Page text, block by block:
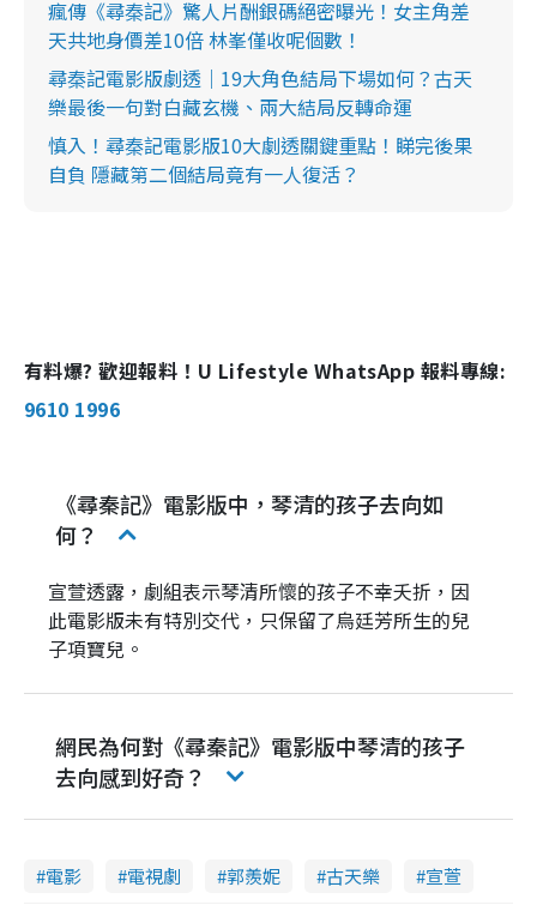
瘋傳《尋秦記》驚人片酬銀碼絕密曝光！女主角差
天共地身價差10倍 林峯僅收呢個數！
尋秦記電影版劇透｜19大角色結局下場如何？古天
樂最後一句對白藏玄機、兩大結局反轉命運
慎入！尋秦記電影版10大劇透關鍵重點！睇完後果
自負 隱藏第二個結局竟有一人復活？
有料爆? 歡迎報料！U Lifestyle WhatsApp 報料專線:
9610 1996
《尋秦記》電影版中，琴清的孩子去向如
何？
宣萱透露，劇組表示琴清所懷的孩子不幸夭折，因
此電影版未有特別交代，只保留了烏廷芳所生的兒
子項寶兒。
網民為何對《尋秦記》電影版中琴清的孩子
去向感到好奇？
電影 電視劇 郭羨妮 古天樂 宣萱